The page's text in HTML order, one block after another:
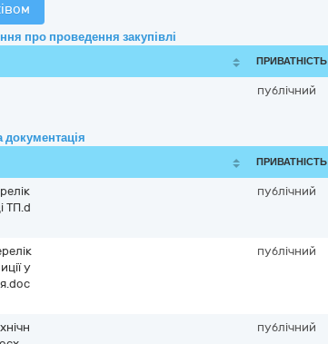
про проведення закупівлі
ПРИВАТНІСТЬ
публічний
ПРИВАТНІСТЬ
ТП.d
публічний
у
публічний
публічний